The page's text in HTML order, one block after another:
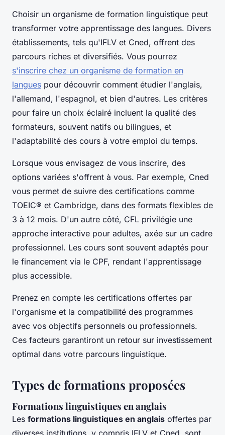
Choisir un organisme de formation linguistique peut
transformer votre apprentissage des langues. Divers
établissements, tels qu'IFLV et Cned, offrent des
parcours riches et diversifiés. Vous pourrez
s'inscrire chez un organisme de formation en
langues pour découvrir comment étudier l'anglais,
l'allemand, l'espagnol, et bien d'autres. Les critères
pour faire un choix éclairé incluent la qualité des
formateurs, souvent natifs ou bilingues, et
l'adaptabilité des cours à votre emploi du temps.
Lorsque vous envisagez de vous inscrire, des
options variées s'offrent à vous. Par exemple, Cned
vous permet de suivre des certifications comme
TOEIC® et Cambridge, dans des formats flexibles de
3 à 12 mois. D'un autre côté, CFL privilégie une
approche interactive pour adultes, axée sur un cadre
professionnel. Les cours sont souvent adaptés pour
le financement via le CPF, rendant l'apprentissage
plus accessible.
Prenez en compte les certifications offertes par
l'organisme et la compatibilité des programmes
avec vos objectifs personnels ou professionnels.
Ces facteurs garantiront un retour sur investissement
optimal dans votre parcours linguistique.
Types de formations proposées
Formations linguistiques en anglais
Les formations linguistiques en anglais offertes par
diverses institutions, y compris IFLV et Cned, sont